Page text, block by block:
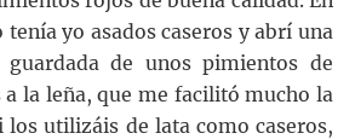
tenía yo asados caseros y abrí una
de unos pimientos de
la leña, que me facilitó mucho la
los utilizáis de lata como caseros,